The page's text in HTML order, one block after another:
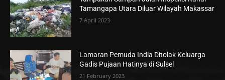
Tamangapa Utara Diluar Wilayah Makassar
7 April 2023
Lamaran Pemuda India Ditolak Keluarga
Gadis Pujaan Hatinya di Sulsel
21 February 2023